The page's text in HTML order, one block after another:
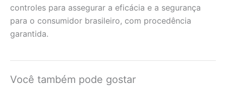
controles para assegurar a eficácia e a segurança
para o consumidor brasileiro, com procedência
garantida.
Você também pode gostar